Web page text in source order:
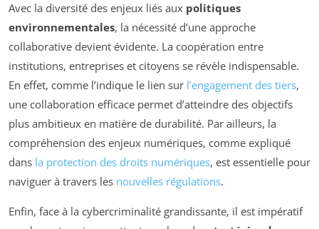
Avec la diversité des enjeux liés aux politiques
environnementales, la nécessité d’une approche
collaborative devient évidente. La coopération entre
institutions, entreprises et citoyens se révèle indispensable.
En effet, comme l’indique le lien sur l’engagement des tiers,
une collaboration efficace permet d’atteindre des objectifs
plus ambitieux en matière de durabilité. Par ailleurs, la
compréhension des enjeux numériques, comme expliqué
dans la protection des droits numériques, est essentielle pour
naviguer à travers les nouvelles régulations.
Enfin, face à la cybercriminalité grandissante, il est impératif